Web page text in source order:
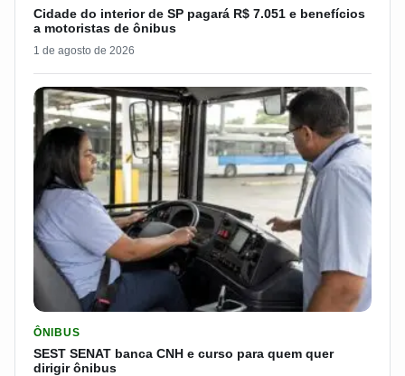
Cidade do interior de SP pagará R$ 7.051 e benefícios
a motoristas de ônibus
1 de agosto de 2026
ÔNIBUS
SEST SENAT banca CNH e curso para quem quer
dirigir ônibus